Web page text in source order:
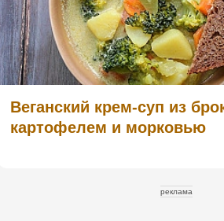
Веганский крем-суп из
картофелем и морковью
реклама